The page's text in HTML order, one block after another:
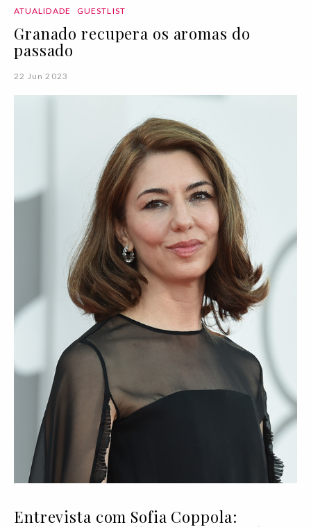
ATUALIDADE GUESTLIST
Granado recupera os aromas do
passado
22 Jun 2023
Entrevista com Sofia Coppola: